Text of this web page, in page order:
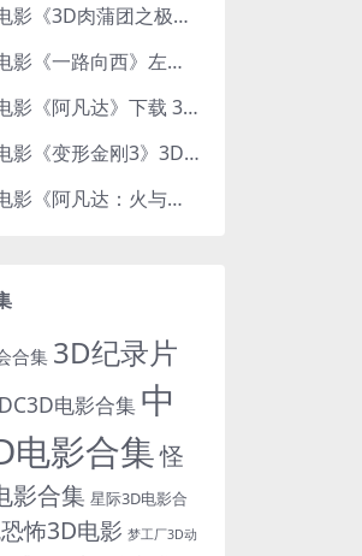
3D电影《3D肉蒲团之极乐宝鉴》下载 全球首部3D限制级电影 网盘下载
3D电影《一路向西》左右格式 3D版 高清 网盘 下载
3D电影《阿凡达》下载 3D左右格式 加长版 网盘下载
3D电影《变形金刚3》3D左右格式 高清蓝光 百度网盘+迅雷 下载 出屏国配字幕.国英双语
3D电影《阿凡达：火与烬》3D 4K Avatar：Fire and Ash 3D 左右格式 高清4K 电影 下载
合集 3D纪录片
DC3D电影合集 中
电影合集怪
影合集 星际3D电影合
怖3D电影 梦工厂3D动